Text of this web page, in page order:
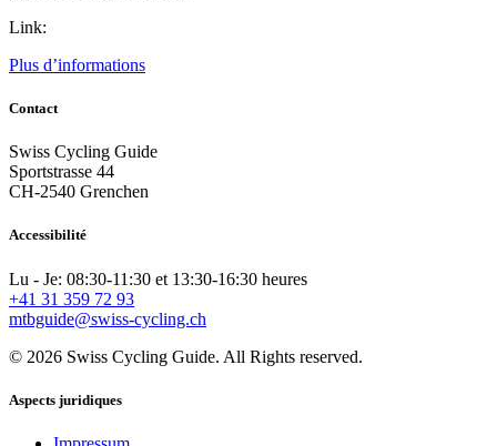
Link:
Plus d’informations
Contact
Swiss Cycling Guide
Sportstrasse 44
CH-2540 Grenchen
Accessibilité
Lu - Je: 08:30-11:30 et 13:30-16:30 heures
+41 31 359 72 93
mtbguide@swiss-cycling.ch
© 2026 Swiss Cycling Guide. All Rights reserved.
Aspects juridiques